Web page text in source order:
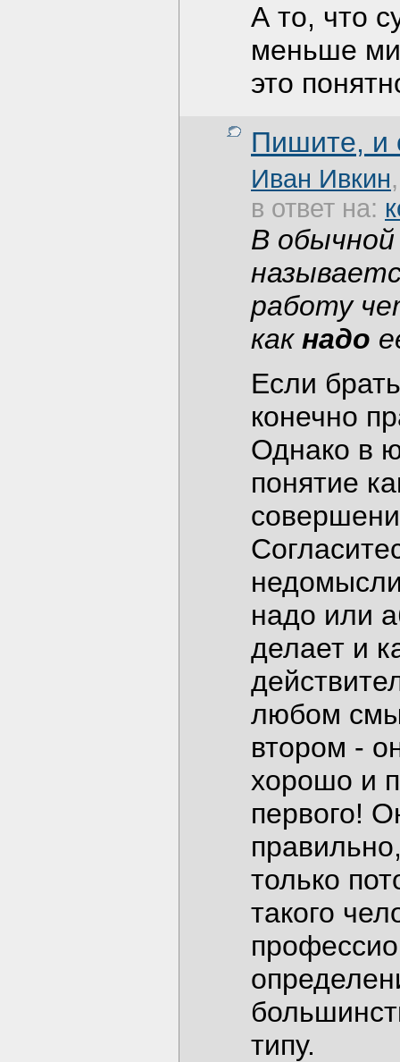
А то, что
меньше
это
Пишите, и
Иван Ивкин
в ответ на:
В
работу
как надо
Если
конечно
Однако в
понятие
надо или
делает и
любом
втором -
хорошо и
первого!
только
такого
типу.